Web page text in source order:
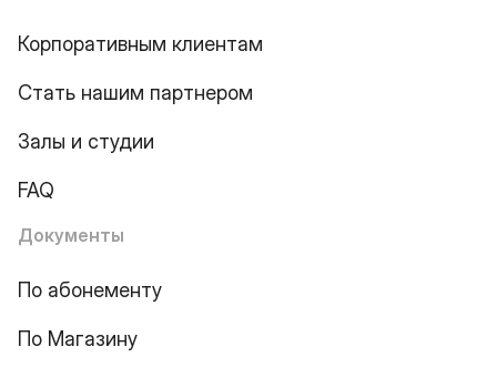
Корпоративным клиентам
Стать нашим партнером
Залы и студии
FAQ
Документы
По абонементу
По Магазину